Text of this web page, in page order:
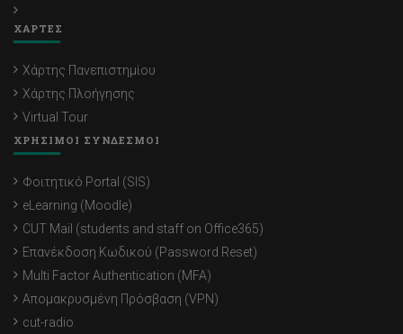
ΧΑΡΤΕΣ
Χάρτης Πανεπιστημίου
Χάρτης Πλοήγησης
Virtual Tour
ΧΡΗΣΙΜΟΙ ΣΥΝΔΕΣΜΟΙ
Φοιτητικό Portal (SIS)
eLearning (Moodle)
CUT Mail (students and staff on Office365)
Επανέκδοση Κωδικού (Password Reset)
Multi Factor Authentication (MFA)
Απομακρυσμένη Πρόσβαση (VPN)
cut-radio